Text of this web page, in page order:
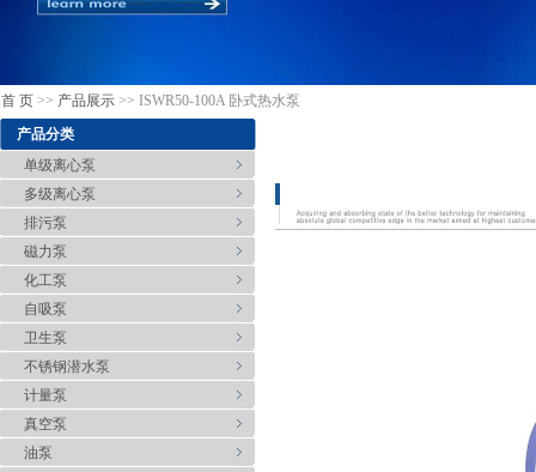
首 页 >> 产品展示 >> ISWR50-100A 卧式热水泵
产品分类
单级离心泵
多级离心泵
排污泵
磁力泵
化工泵
自吸泵
卫生泵
不锈钢潜水泵
计量泵
真空泵
油泵